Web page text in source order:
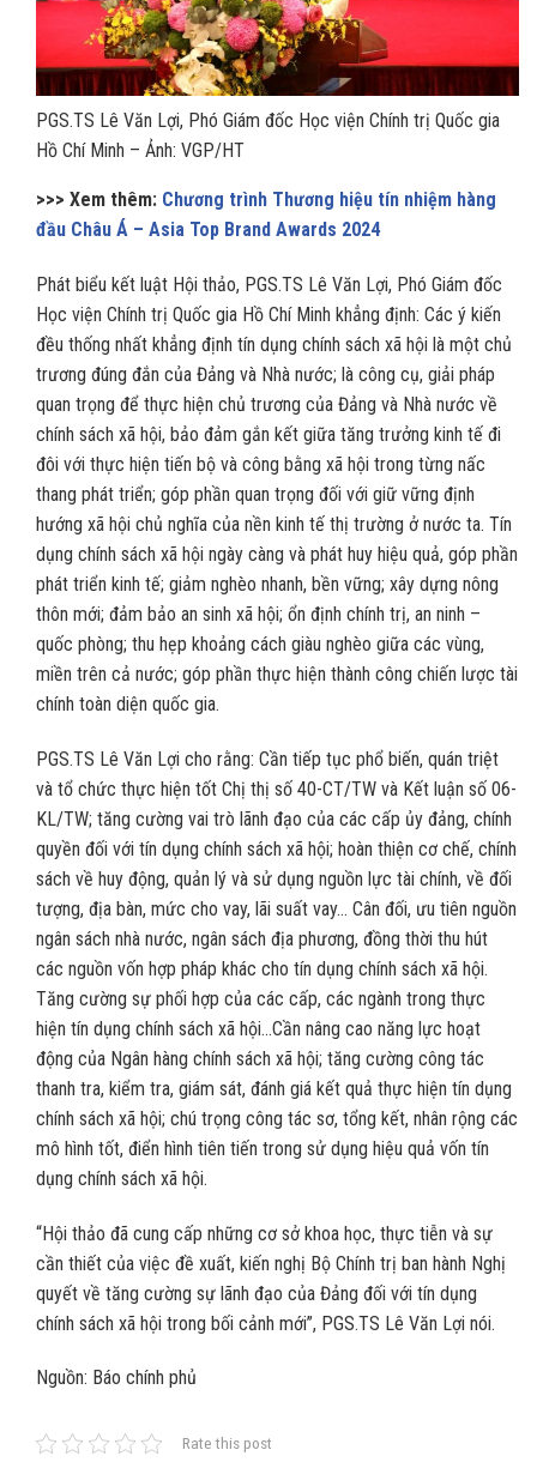
PGS.TS Lê Văn Lợi, Phó Giám đốc Học viện Chính trị Quốc gia
Hồ Chí Minh – Ảnh: VGP/HT
>>> Xem thêm: Chương trình Thương hiệu tín nhiệm hàng
đầu Châu Á – Asia Top Brand Awards 2024
Phát biểu kết luật Hội thảo, PGS.TS Lê Văn Lợi, Phó Giám đốc
Học viện Chính trị Quốc gia Hồ Chí Minh khẳng định: Các ý kiến
đều thống nhất khẳng định tín dụng chính sách xã hội là một chủ
trương đúng đắn của Đảng và Nhà nước; là công cụ, giải pháp
quan trọng để thực hiện chủ trương của Đảng và Nhà nước về
chính sách xã hội, bảo đảm gắn kết giữa tăng trưởng kinh tế đi
đôi với thực hiện tiến bộ và công bằng xã hội trong từng nấc
thang phát triển; góp phần quan trọng đối với giữ vững định
hướng xã hội chủ nghĩa của nền kinh tế thị trường ở nước ta. Tín
dụng chính sách xã hội ngày càng và phát huy hiệu quả, góp phần
phát triển kinh tế; giảm nghèo nhanh, bền vững; xây dựng nông
thôn mới; đảm bảo an sinh xã hội; ổn định chính trị, an ninh –
quốc phòng; thu hẹp khoảng cách giàu nghèo giữa các vùng,
miền trên cả nước; góp phần thực hiện thành công chiến lược tài
chính toàn diện quốc gia.
PGS.TS Lê Văn Lợi cho rằng: Cần tiếp tục phổ biến, quán triệt
và tổ chức thực hiện tốt Chị thị số 40-CT/TW và Kết luận số 06-
KL/TW; tăng cường vai trò lãnh đạo của các cấp ủy đảng, chính
quyền đối với tín dụng chính sách xã hội; hoàn thiện cơ chế, chính
sách về huy động, quản lý và sử dụng nguồn lực tài chính, về đối
tượng, địa bàn, mức cho vay, lãi suất vay… Cân đối, ưu tiên nguồn
ngân sách nhà nước, ngân sách địa phương, đồng thời thu hút
các nguồn vốn hợp pháp khác cho tín dụng chính sách xã hội.
Tăng cường sự phối hợp của các cấp, các ngành trong thực
hiện tín dụng chính sách xã hội…Cần nâng cao năng lực hoạt
động của Ngân hàng chính sách xã hội; tăng cường công tác
thanh tra, kiểm tra, giám sát, đánh giá kết quả thực hiện tín dụng
chính sách xã hội; chú trọng công tác sơ, tổng kết, nhân rộng các
mô hình tốt, điển hình tiên tiến trong sử dụng hiệu quả vốn tín
dụng chính sách xã hội.
“Hội thảo đã cung cấp những cơ sở khoa học, thực tiễn và sự
cần thiết của việc đề xuất, kiến nghị Bộ Chính trị ban hành Nghị
quyết về tăng cường sự lãnh đạo của Đảng đối với tín dụng
chính sách xã hội trong bối cảnh mới”, PGS.TS Lê Văn Lợi nói.
Nguồn: Báo chính phủ
Rate this post